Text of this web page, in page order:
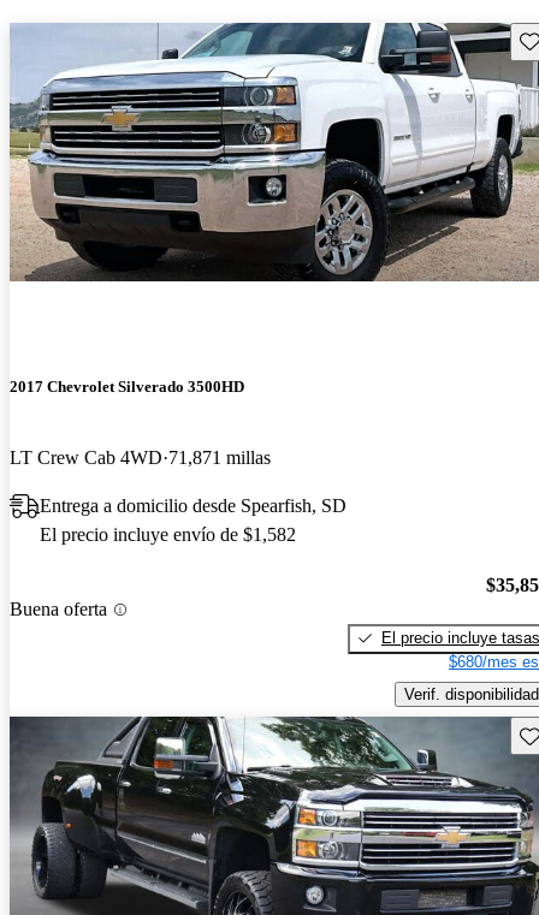
2017 Chevrolet Silverado 3500HD
LT Crew Cab 4WD 71,871 millas
Entrega a domicilio desde Spearfish, SD
El precio incluye envío de $1,582
Buena oferta
El precio incluye tasas
$680/mes
Verif. disponibilidad